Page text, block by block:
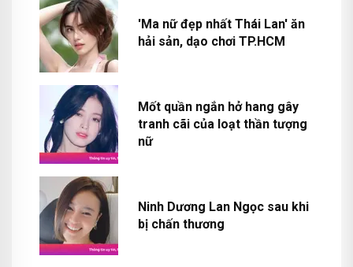
'Ma nữ đẹp nhất Thái Lan' ăn
hải sản, dạo chơi TP.HCM
Mốt quần ngắn hở hang gây
tranh cãi của loạt thần tượng
nữ
Ninh Dương Lan Ngọc sau khi
bị chấn thương